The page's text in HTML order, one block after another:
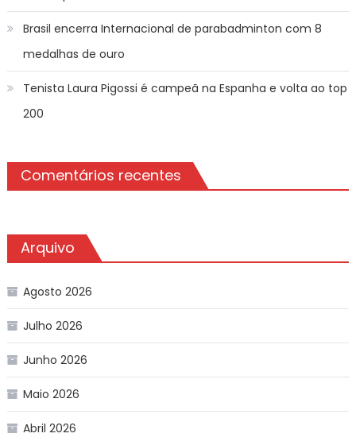
Brasil encerra Internacional de parabadminton com 8
medalhas de ouro
Tenista Laura Pigossi é campeã na Espanha e volta ao top
200
Comentários recentes
Arquivo
Agosto 2026
Julho 2026
Junho 2026
Maio 2026
Abril 2026